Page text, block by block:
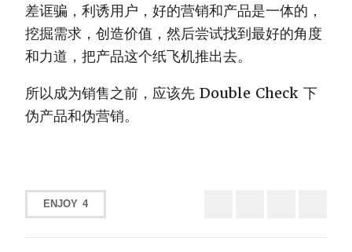
差诓骗，利诱用户，好的营销和产品是一体的，
挖掘需求，创造价值，然后尝试找到最好的角度
和力道，把产品这个纸飞机推出去。
所以成为销售之前，应该先 Double Check 下
伪产品和伪营销。
ENJOY 4